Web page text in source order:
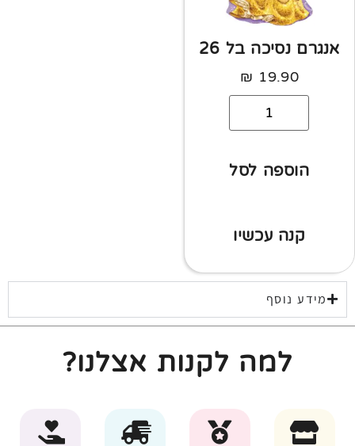
אנגרם נסיכה בל 26
19.90
₪
הוספה לסל
קנה עכשיו
מידע נוסף
למה לקנות אצלנו?